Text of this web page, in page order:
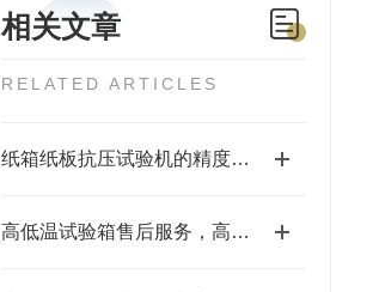
相关文章
RELATED ARTICLES
纸箱纸板抗压试验机的精度和稳定性如何保证？
高低温试验箱售后服务，高低温试验箱维修，高低温试验箱